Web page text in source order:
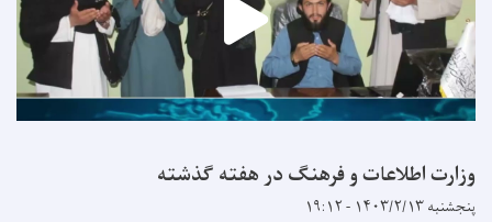
وزارت اطلاعات و فرهنگ در هفته گذشته
پنجشنبه ۱۴۰۳/۲/۱۳ - ۱۹:۱۲